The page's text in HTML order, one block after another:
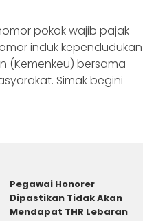
pokok wajib pajak
induk kependudukan
(Kemenkeu) bersama
Simak begini
Pegawai Honorer
Dipastikan Tidak Akan
Mendapat THR Lebaran